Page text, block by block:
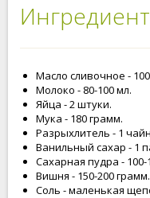
Масло сливочное -
Молоко - 80-100 мл.
Яйца - 2 штуки.
Мука - 180 грамм.
Разрыхлитель - 1
Ванильный сахар - 1
Сахарная пудра - 100-
Вишня - 150-200 грамм.
Соль - маленькая